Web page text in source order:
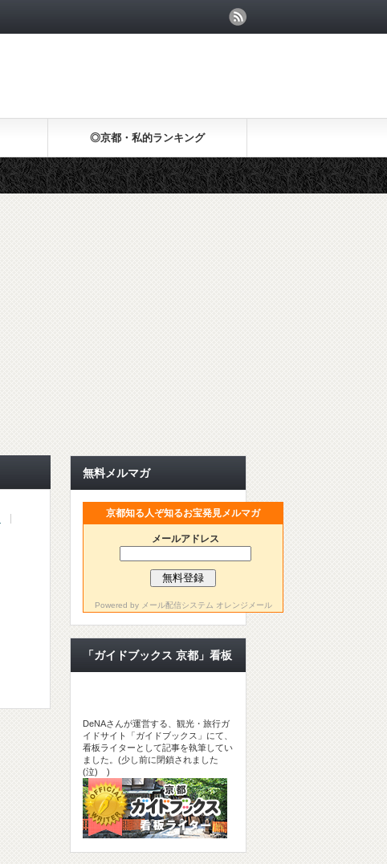
◎京都・私的ランキング
無料メルマガ
京都知る人ぞ知るお宝発見メルマガ
メールアドレス
Powered by メール配信システム オレンジメール
「ガイドブックス 京都」看板
DeNAさんが運営する、観光・旅行ガ
イドサイト「ガイドブックス」にて、
看板ライターとして記事を執筆してい
ました。(少し前に閉鎖されました
(泣) )